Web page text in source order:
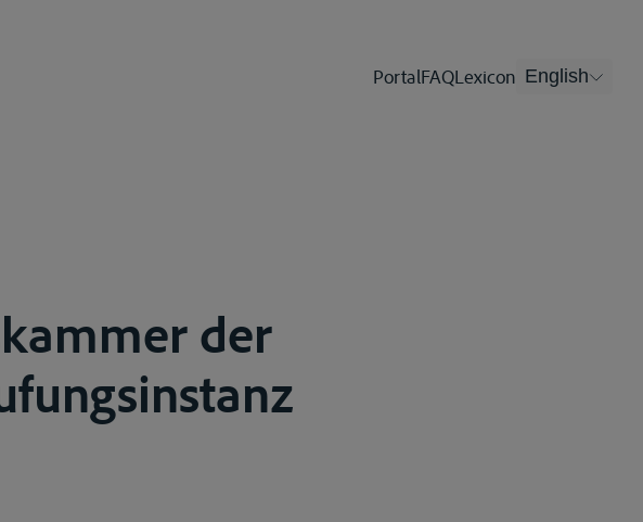
PortalFAQLexicon English
der